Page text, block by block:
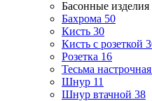
Басонные изделия
Бахрома 50
Кисть 30
Кисть с розеткой
Розетка 16
Тесьма настрочная
Шнур 11
Шнур втачной 38